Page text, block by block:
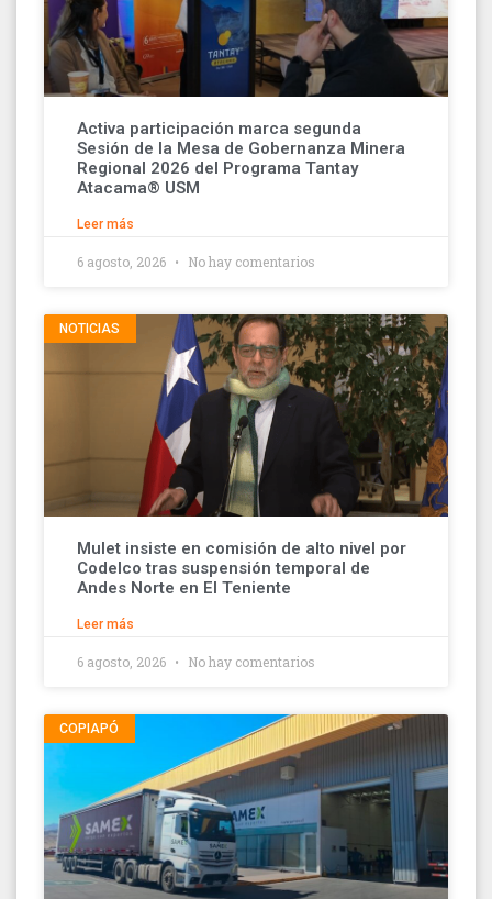
Activa participación marca segunda
Sesión de la Mesa de Gobernanza Minera
Regional 2026 del Programa Tantay
Atacama® USM
Leer más
6 agosto, 2026 No hay comentarios
NOTICIAS
Mulet insiste en comisión de alto nivel por
Codelco tras suspensión temporal de
Andes Norte en El Teniente
Leer más
6 agosto, 2026 No hay comentarios
COPIAPÓ